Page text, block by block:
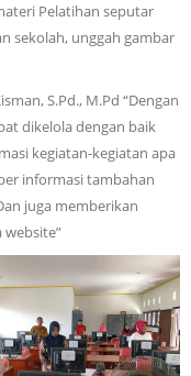
Pelatihan seputar
sekolah, unggah gambar
S.Pd., M.Pd “Dengan
dikelola dengan baik
kegiatan-kegiatan apa
informasi tambahan
juga memberikan